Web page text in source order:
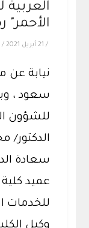
العربية
الأحمر"
/ 21 أبريل 2021 /
نيابة عن
سعود ،
للشؤون
الدكتور/
سعادة
عميد
للخدمات